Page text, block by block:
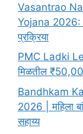
Vasantrao
Yojana 2026:
प्रक्रिया
PMC Ladki
मिळतील
Bandhkam
2026 | महिला
सहाय्य